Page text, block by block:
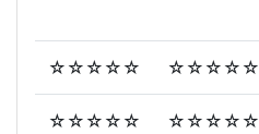
☆☆☆☆☆ ☆☆☆☆☆
☆☆☆☆☆ ☆☆☆☆☆